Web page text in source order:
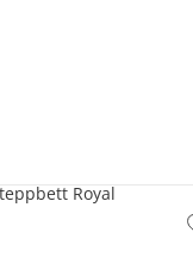
Royal